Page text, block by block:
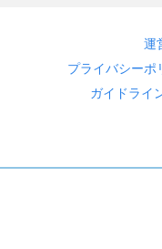
運
プライバシーポ
ガイドライ